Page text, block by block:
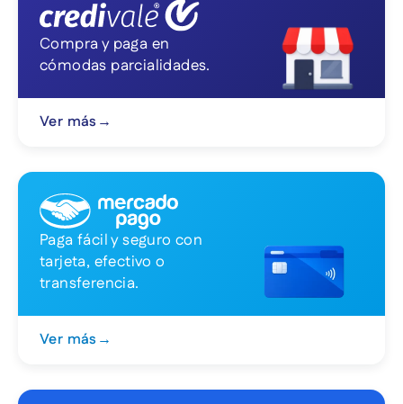
Compra y paga en
cómodas parcialidades.
Ver más →
Paga fácil y seguro con
tarjeta, efectivo o
transferencia.
Ver más →